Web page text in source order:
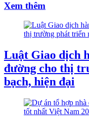
Xem thêm
Luật Giao dịch
đường cho thị
bạch, hiện đại